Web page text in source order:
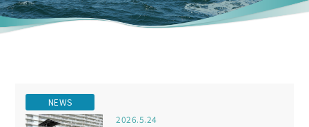
NEWS
2026.5.24